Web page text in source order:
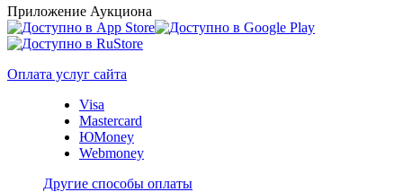
Приложение Аукциона
Оплата услуг сайта
Visa
Mastercard
ЮMoney
Webmoney
Другие способы оплаты